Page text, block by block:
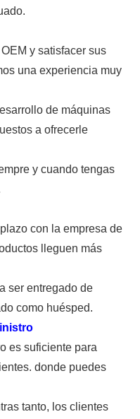
y satisfacer sus
una experiencia muy
de máquinas
a ofrecerle
y cuando tengas
con la empresa de
lleguen más
ser entregado de
como huésped.
es suficiente para
donde puedes
tanto, los clientes